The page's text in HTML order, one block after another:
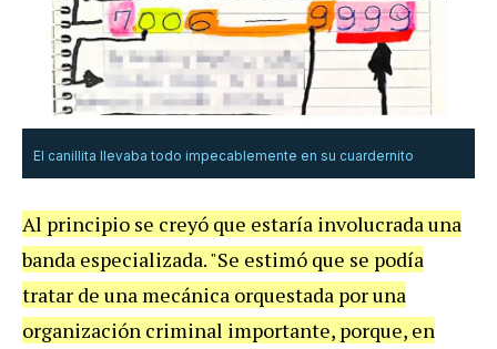
El canillita llevaba todo impecablemente en su cuardernito
Al principio se creyó que estaría involucrada una
banda especializada. "Se estimó que se podía
tratar de una mecánica orquestada por una
organización criminal importante, porque, en